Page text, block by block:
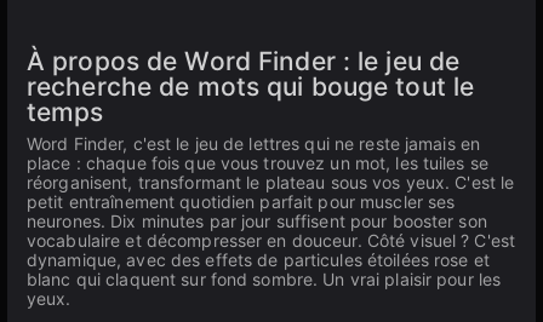
À propos de Word Finder : le jeu de
recherche de mots qui bouge tout le
temps
Word Finder, c'est le jeu de lettres qui ne reste jamais en
place : chaque fois que vous trouvez un mot, les tuiles se
réorganisent, transformant le plateau sous vos yeux. C'est le
petit entraînement quotidien parfait pour muscler ses
neurones. Dix minutes par jour suffisent pour booster son
vocabulaire et décompresser en douceur. Côté visuel ? C'est
dynamique, avec des effets de particules étoilées rose et
blanc qui claquent sur fond sombre. Un vrai plaisir pour les
yeux.